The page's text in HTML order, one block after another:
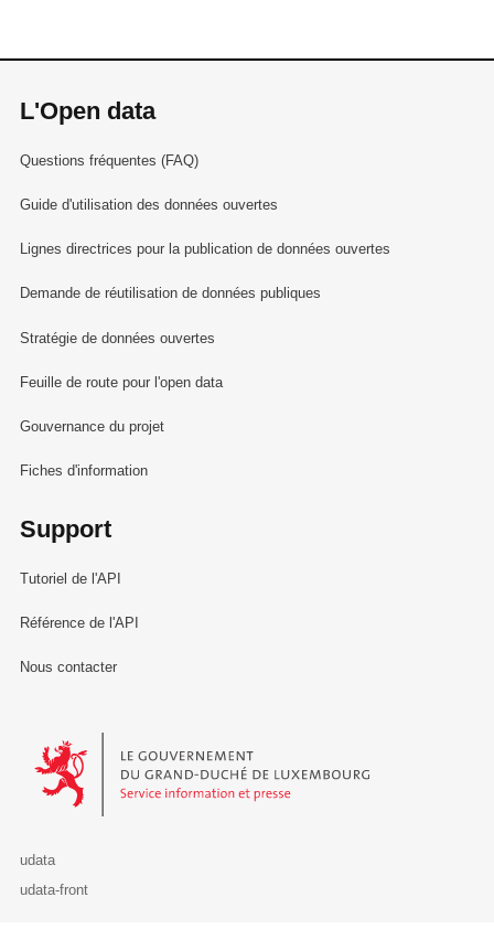
L'Open data
Questions fréquentes (FAQ)
Guide d'utilisation des données ouvertes
Lignes directrices pour la publication de données ouvertes
Demande de réutilisation de données publiques
Stratégie de données ouvertes
Feuille de route pour l'open data
Gouvernance du projet
Fiches d'information
Support
Tutoriel de l'API
Référence de l'API
Nous contacter
Le Gouvernement du Grand-Duché de Luxembourg - Service
udata
udata-front